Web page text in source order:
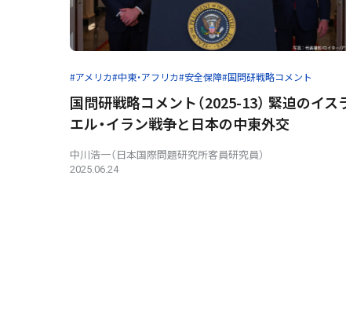
#アメリカ#中東・アフリカ#安全保障#国問研戦略コメント
国問研戦略コメント（2025-13） 緊迫のイス
エル・イラン戦争と日本の中東外交
中川浩一（日本国際問題研究所客員研究員）
2025.06.24